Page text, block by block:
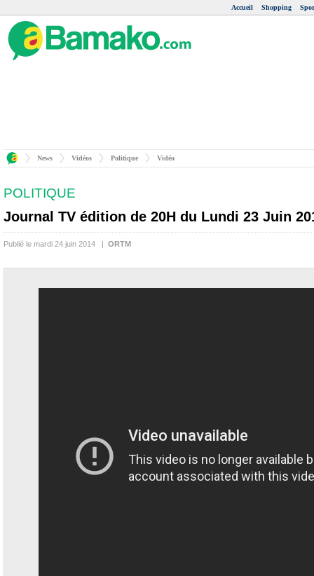
Accueil Shopping
News Vidéos Politique Vidéo
POLITIQUE
Journal TV édition de 20H du Lundi 23 Juin
Publié le mardi 24 juin 2014 | ORTM